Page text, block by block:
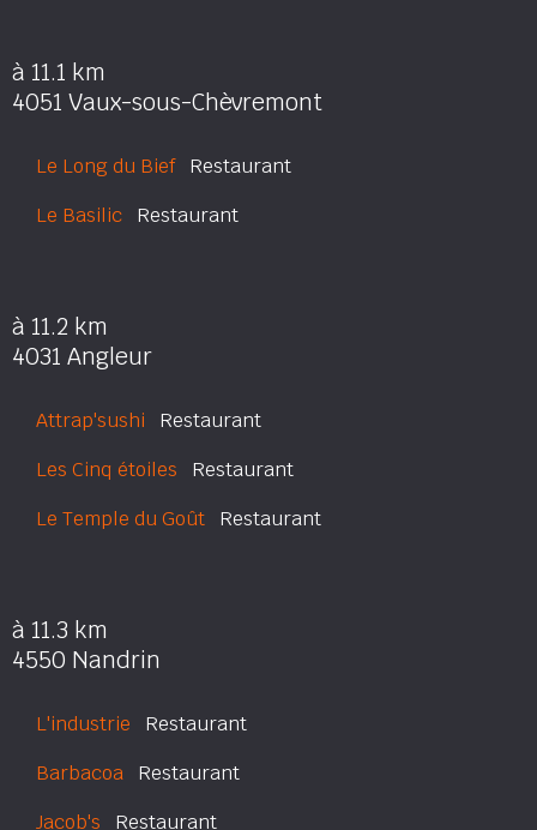
à 11.1 km
4051 Vaux-sous-Chèvremont
Le Long du BiefRestaurant
Le Basilic Restaurant
à 11.2 km
4031 Angleur
Attrap'sushi Restaurant
Les Cinq étoiles Restaurant
Le Temple du Goût Restaurant
à 11.3 km
4550 Nandrin
L'industrie Restaurant
Barbacoa Restaurant
Jacob's Restaurant